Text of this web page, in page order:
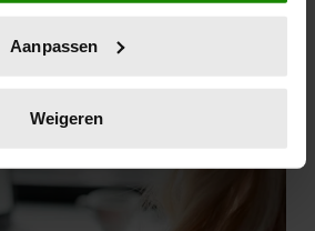
eigenschappen (fingerprinting)
in het
om content en advertenties te
Aanpassen
Weigeren